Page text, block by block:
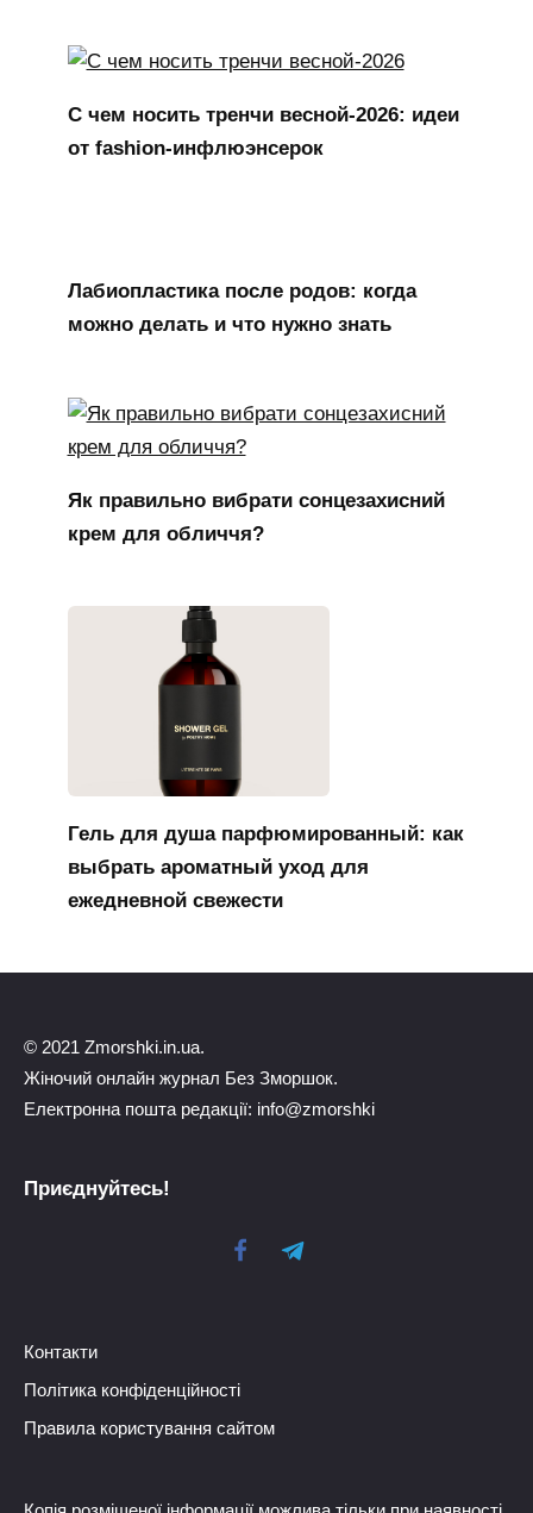
С чем носить тренчи весной-2026: идеи
от fashion-инфлюэнсерок
Лабиопластика после родов: когда
можно делать и что нужно знать
Як правильно вибрати сонцезахисний
крем для обличчя?
Гель для душа парфюмированный: как
выбрать ароматный уход для
ежедневной свежести
© 2021 Zmorshki.in.ua.
Жіночий онлайн журнал Без Зморшок.
Електронна пошта редакції: info@zmorshki
Приєднуйтесь!
Контакти
Політика конфіденційності
Правила користування сайтом